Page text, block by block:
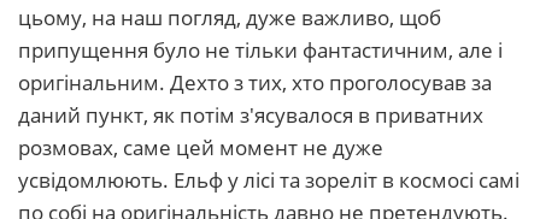
цьому, на наш погляд, дуже важливо, щоб
припущення було не тільки фантастичним, але і
оригінальним. Дехто з тих, хто проголосував за
даний пункт, як потім з'ясувалося в приватних
розмовах, саме цей момент не дуже
усвідомлюють. Ельф у лісі та зореліт в космосі самі
по собі на оригінальність давно не претендують.